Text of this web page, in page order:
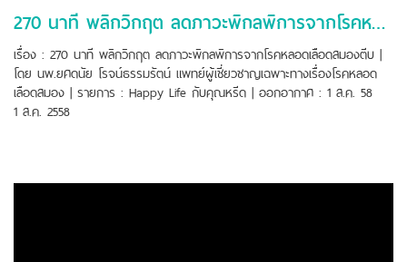
270 นาที พลิกวิกฤต ลดภาวะพิกลพิการจากโรคหลอดเลือดสมองตีบ
เรื่อง : 270 นาที พลิกวิกฤต ลดภาวะพิกลพิการจากโรคหลอดเลือดสมองตีบ |
โดย นพ.ยศดนัย โรจน์ธรรมรัตน์ แพทย์ผู้เชี่ยวชาญเฉพาะทางเรื่องโรคหลอด
เลือดสมอง | รายการ : Happy Life กับคุณหรีด | ออกอากาศ : 1 ส.ค. 58
1 ส.ค. 2558